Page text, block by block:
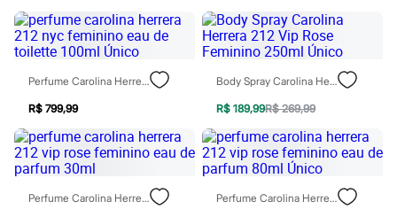
Sandálias
Sapatilhas
Tênis
City
Clock House
Mindset
Sawary
Yessica
Moda esportiva
Acessórios
Blusas
Perfume Carolina Herrera 212 Nyc Feminino Eau De Toilette 100ml Único
R$ 799,99
Body Spray Carolina Herrera 212 Vip Rose Feminino 250ml Único
R$ 189,99R$ 269,99
Perfume Carolina Herrera 212 Vip Rose Feminino Eau De Parfum 30ml Perfume Carolina Herrera 212 Vip Rose Feminino Eau De Parfum 80ml Único